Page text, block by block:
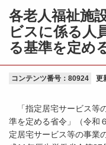
各老人福祉施
ビスに係る人
る基準を定め
コンテンツ番号：80924 更
「指定居宅サービス等
準を定める省令」（令和
定居宅サービス等の事業